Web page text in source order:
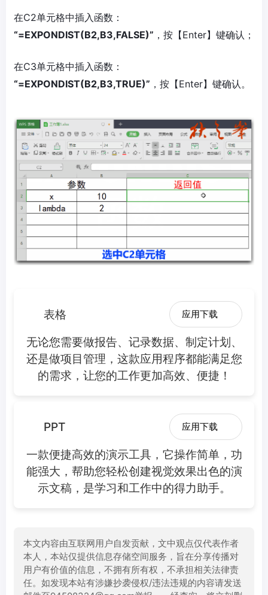
在C2单元格中插入函数：
“=EXPONDIST(B2,B3,FALSE)” ，按【Enter】键确认；
在C3单元格中插入函数：
“=EXPONDIST(B2,B3,TRUE)” ，按【Enter】键确认。
表格 应用下载
无论您需要做报告、记录数据、制定计划、
还是做项目管理，这款应用程序都能满足您
的需求，让您的工作更加高效、便捷！
PPT 应用下载
一款便捷高效的演示工具，它操作简单，功
能强大，帮助您轻松创建视觉效果出色的演
示文稿，是学习和工作中的得力助手。
本文内容由互联网用户自发贡献，文中观点仅代表作者
本人，本站仅提供信息存储空间服务，旨在分享传播对
用户有价值的信息，不拥有所有权，不承担相关法律责
任。如发现本站有涉嫌抄袭侵权/违法违规的内容请发送